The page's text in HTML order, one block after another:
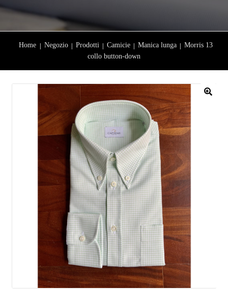
Home Negozio Prodotti Camicie Manica lunga
Morris 13
collo button-down